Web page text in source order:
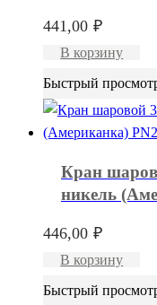
441,00 ₽
В корзину
Быстрый
Кран
никель
446,00 ₽
В корзину
Быстрый